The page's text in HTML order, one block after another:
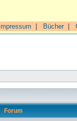
Impressum Bücher|
Forum